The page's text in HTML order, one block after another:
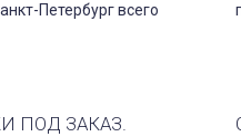
Петербург всего
ПОД ЗАКАЗ.